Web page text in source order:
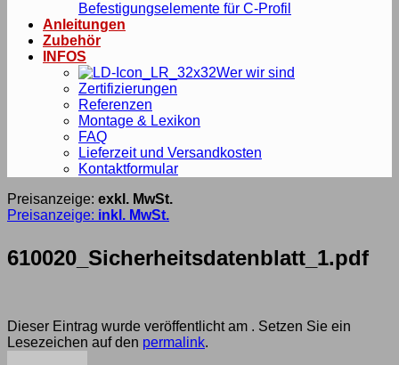
Befestigungselemente für C-Profil
Anleitungen
Zubehör
INFOS
Wer wir sind
Zertifizierungen
Referenzen
Montage & Lexikon
FAQ
Lieferzeit und Versandkosten
Kontaktformular
Preisanzeige: exkl. MwSt.
Preisanzeige: inkl. MwSt.
610020_Sicherheitsdatenblatt_1.pdf
Dieser Eintrag wurde veröffentlicht am . Setzen Sie ein
Lesezeichen auf den permalink.